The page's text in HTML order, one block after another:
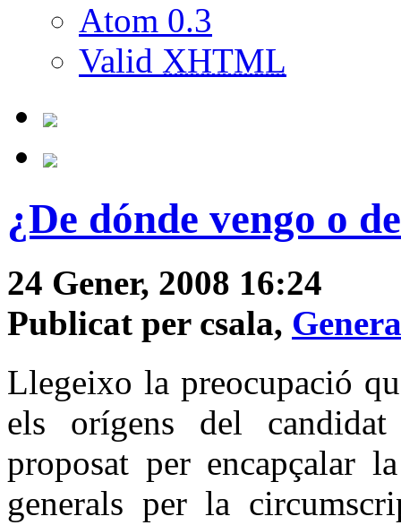
Atom 0.3
Valid XHTML
¿De dónde vengo o
24 Gener, 2008 16:24
Publicat per csala,
Llegeixo la preocupació
els orígens del
proposat per encapçalar
generals per la